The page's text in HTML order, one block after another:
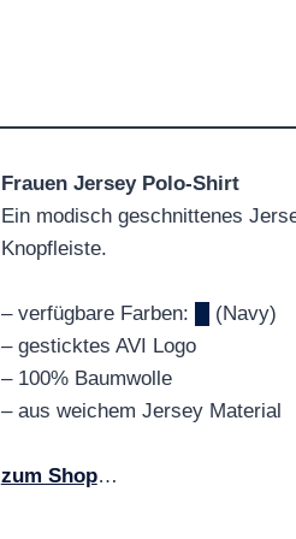
Frauen Jersey Polo-Shirt
Ein modisch geschnittenes
Knopfleiste.
– verfügbare Farben:
(Navy)
– gesticktes AVI Logo
– 100% Baumwolle
– aus weichem Jersey Material
zum Shop…